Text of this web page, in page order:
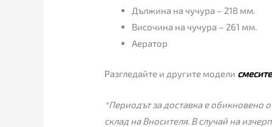
Дължина на чучура – 218 мм.
Височина на чучура – 261 мм.
Аератор
Разгледайте и другите модели
*Периодът за доставка е обикновено
склад на Вносителя. В случай на